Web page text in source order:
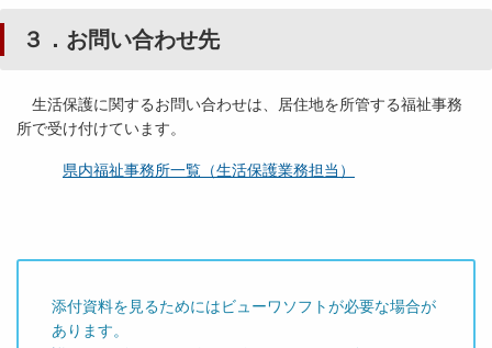
３．お問い合わせ先
生活保護に関するお問い合わせは、居住地を所管する福祉事務
所で受け付けています。
県内福祉事務所一覧（生活保護業務担当）
添付資料を見るためにはビューワソフトが必要な場合が
あります。